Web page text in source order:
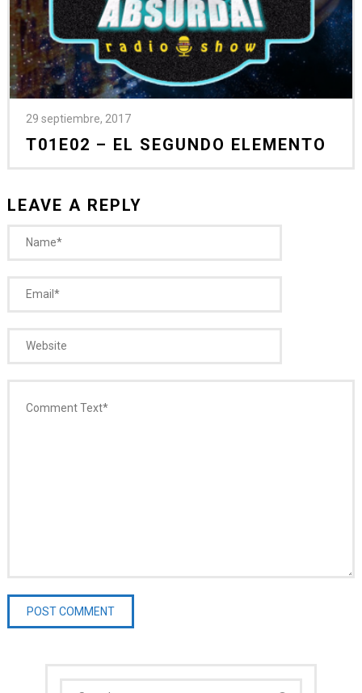
29 septiembre, 2017
T01E02 – EL SEGUNDO ELEMENTO
LEAVE A REPLY